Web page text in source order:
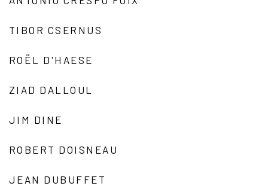
TIBOR CSERNUS
ROËL D'HAESE
ZIAD DALLOUL
JIM DINE
ROBERT DOISNEAU
JEAN DUBUFFET